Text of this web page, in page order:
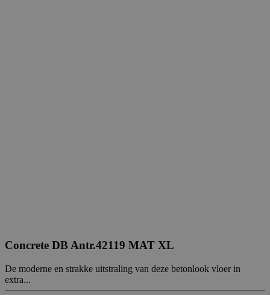
Concrete DB Antr.42119 MAT XL
De moderne en strakke uitstraling van deze betonlook vloer in
extra...